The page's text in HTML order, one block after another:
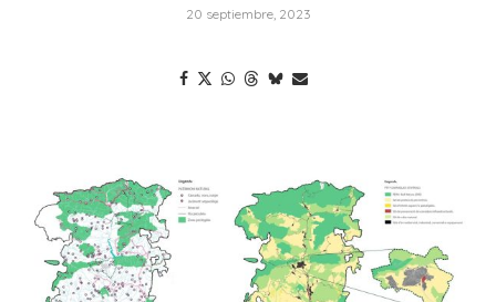
20 septiembre, 2023